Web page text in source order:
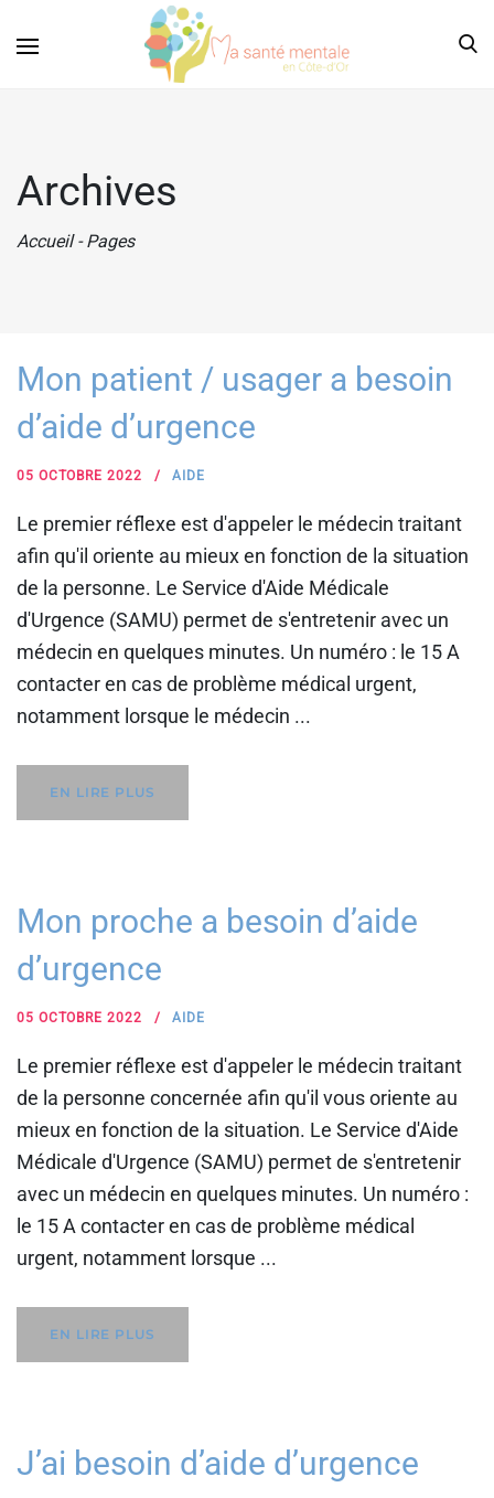
Archives
Accueil - Pages
Mon patient / usager a besoin
d’aide d’urgence
05 OCTOBRE 2022 AIDE
Le premier réflexe est d'appeler le médecin traitant
afin qu'il oriente au mieux en fonction de la situation
de la personne. Le Service d'Aide Médicale
d'Urgence (SAMU) permet de s'entretenir avec un
médecin en quelques minutes. Un numéro : le 15 A
contacter en cas de problème médical urgent,
notamment lorsque le médecin ...
EN LIRE PLUS
Mon proche a besoin d’aide
d’urgence
05 OCTOBRE 2022 AIDE
Le premier réflexe est d'appeler le médecin traitant
de la personne concernée afin qu'il vous oriente au
mieux en fonction de la situation. Le Service d'Aide
Médicale d'Urgence (SAMU) permet de s'entretenir
avec un médecin en quelques minutes. Un numéro :
le 15 A contacter en cas de problème médical
urgent, notamment lorsque ...
EN LIRE PLUS
J’ai besoin d’aide d’urgence